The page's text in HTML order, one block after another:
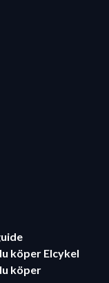
köper Elcykel
köper